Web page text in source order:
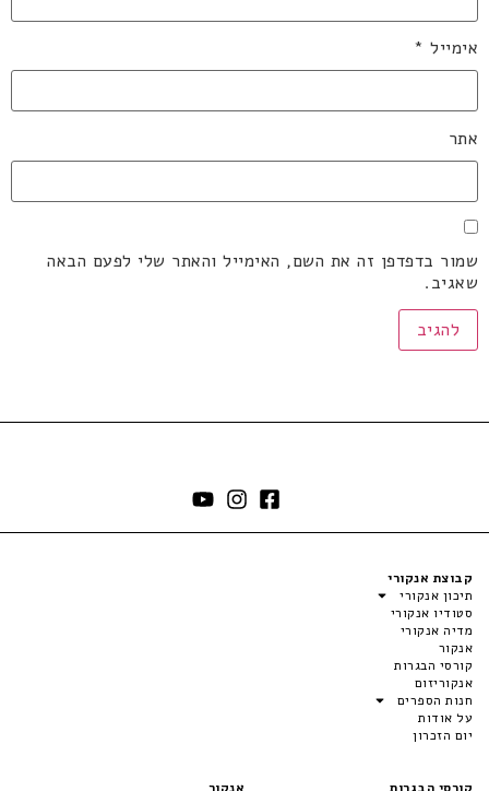
אימייל *
אתר
שמור בדפדפן זה את השם, האימייל והאתר שלי לפעם הבאה
שאגיב.
קבוצת אנקורי
תיכון אנקורי
סטודיו אנקורי
מדיה אנקורי
אנקור
קורסי הבגרות
אנקוריזום
חנות הספרים
על אודות
יום הזכרון